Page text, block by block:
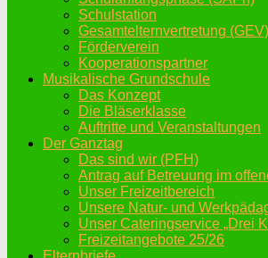
Schulstation
Gesamtelternvertretung (GEV)
Förderverein
Kooperationspartner
Musikalische Grundschule
Das Konzept
Die Bläserklasse
Auftritte und Veranstaltungen
Der Ganztag
Das sind wir (PFH)
Antrag auf Betreuung im
Unser Freizeitbereich
Unsere Natur- und
Unser Cateringservice „Drei
Freizeitangebote 25/26